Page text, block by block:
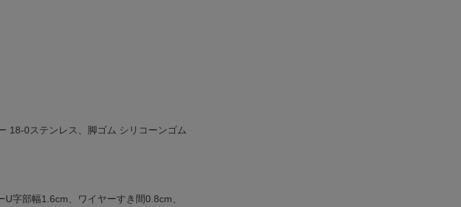
18-0ステンレス、脚ゴム シリコーンゴム
字部幅1.6cm、ワイヤーすき間0.8cm、